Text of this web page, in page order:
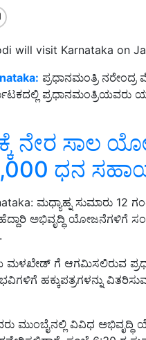
will visit Karnataka on
ಪ್ರಧಾನಮಂತ್ರಿ
ಪ್ರಧಾನಮಂತ್ರಿಯವರು
ನೇರ ಸಾಲ
ಧನ
ಮಧ್ಯಾಹ್ನ ಸುಮಾರು
ಹೆದ್ದಾರಿ ಅಭಿವೃದ್ಧಿ
ಮಳಖೇಡ್ ಗೆ ಆಗಮಿಸಲಿರುವ
ಹಕ್ಕುಪತ್ರಗಳನ್ನು
ಮುಂಬೈನಲ್ಲಿ ವಿವಿಧ ಅಭಿವೃದ್ಧಿ